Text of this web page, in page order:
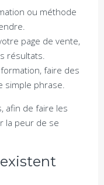
ou méthode
page de vente,
résultats.
faire des
simple phrase.
afin de faire les
la peur de se